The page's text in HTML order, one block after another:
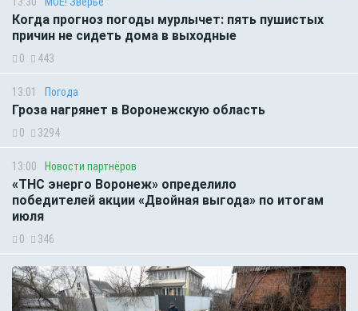
Когда прогноз погоды мурлычет: пять пушистых
причин не сидеть дома в выходные
0 443
13:01 Погода
Гроза нагрянет в Воронежскую область
0 3294
13:00 Новости партнёров
«ТНС энерго Воронеж» определило
победителей акции «Двойная выгода» по итогам
июля
0 346